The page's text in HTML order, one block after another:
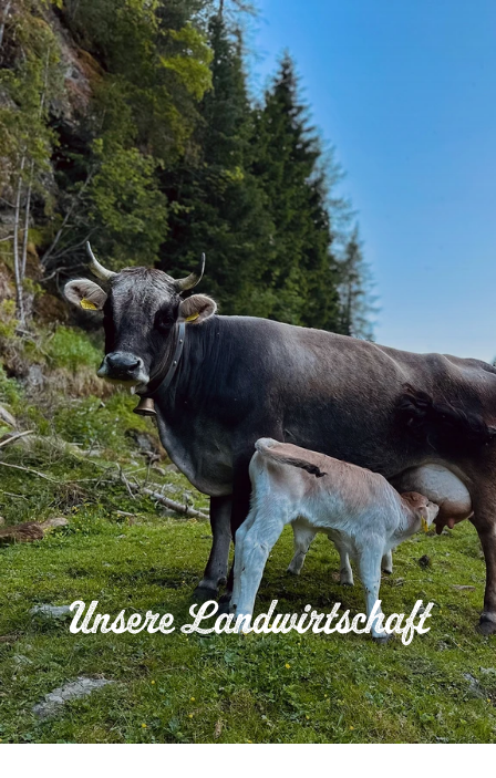
DE EN
HOME
BILDERGALERIE
KÖSTLICHKEITEN
FAMILIE PRANTL
NATURHÜTTA
GAMPELADELE
WEGE ZU UNS / LAGE
ALMSOMMER VERANSTALTUNGEN
LANDWIRTSCHAFT
Unsere Landwirtschaft